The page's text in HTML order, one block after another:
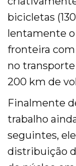
bicicletas
lentamente
fronteira com
no
200 km de
Finalmente
trabalho
seguintes,
distribuição